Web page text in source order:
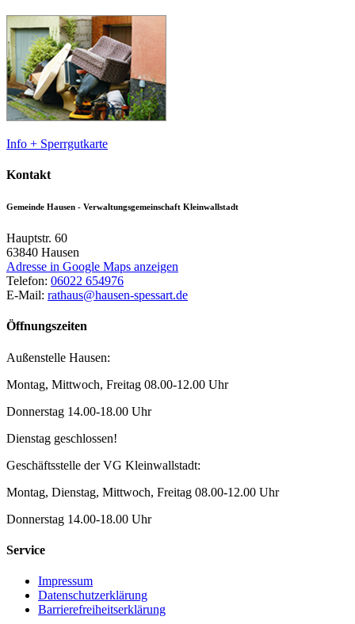
Info + Sperrgutkarte
Kontakt
Gemeinde Hausen - Verwaltungsgemeinschaft Kleinwallstadt
Hauptstr. 60
63840 Hausen
Adresse in Google Maps anzeigen
Telefon: 06022 654976
E-Mail: rathaus@hausen-spessart.de
Öffnungszeiten
Außenstelle Hausen:
Montag, Mittwoch, Freitag 08.00-12.00 Uhr
Donnerstag 14.00-18.00 Uhr
Dienstag geschlossen!
Geschäftsstelle der VG Kleinwallstadt:
Montag, Dienstag, Mittwoch, Freitag 08.00-12.00 Uhr
Donnerstag 14.00-18.00 Uhr
Service
Impressum
Datenschutzerklärung
Barrierefreiheitserklärung